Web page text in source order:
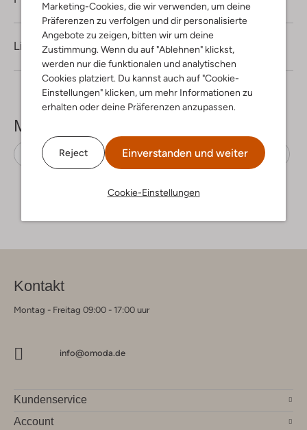
Marketing-Cookies, die wir verwenden, um deine
Präferenzen zu verfolgen und dir personalisierte
Angebote zu zeigen, bitten wir um deine
Zustimmung. Wenn du auf "Ablehnen" klickst,
werden nur die funktionalen und analytischen
Cookies platziert. Du kannst auch auf "Cookie-
Einstellungen" klicken, um mehr Informationen zu
erhalten oder deine Präferenzen anzupassen.
Reject Einverstanden und weiter
Cookie-Einstellungen
Lieferung & Rückgabe
Mehr sehen
Sneaker Low Ama Brand Deluxe Leder
Kontakt
Montag - Freitag 09:00 - 17:00 uur
info@omoda.de
Kundenservice
Account